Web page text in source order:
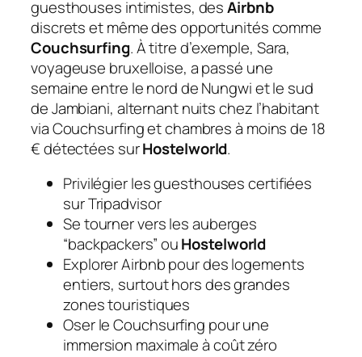
guesthouses intimistes, desAirbnb
discrets et même des opportunités comme
Couchsurfing. À titre d’exemple, Sara,
voyageuse bruxelloise, a passé une
semaine entre le nord de Nungwi et le sud
de Jambiani, alternant nuits chez l’habitant
via Couchsurfing et chambres à moins de 18
€ détectées surHostelworld.
Privilégier les guesthouses certifiées
sur Tripadvisor
Se tourner vers les auberges
“backpackers” ouHostelworld
Explorer Airbnb pour des logements
entiers, surtout hors des grandes
zones touristiques
Oser le Couchsurfing pour une
immersion maximale à coût zéro